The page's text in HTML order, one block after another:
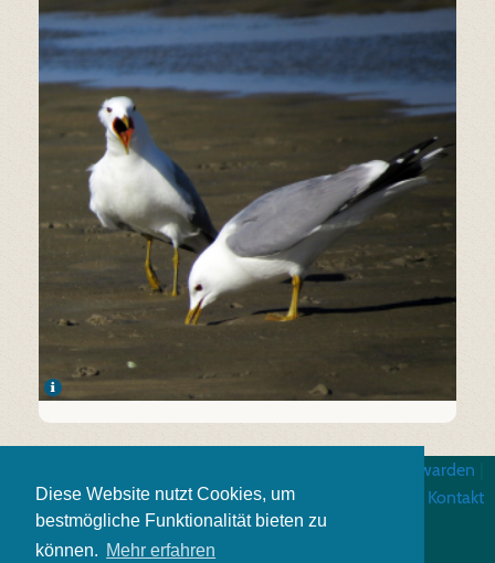
Diese Website nutzt Cookies, um
bestmögliche Funktionalität bieten zu
können. Mehr erfahren
Algemene gebruiksvoorwarden
Gegevensbescherming
Kontakt